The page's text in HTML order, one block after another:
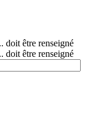
doit être renseigné
doit être renseigné